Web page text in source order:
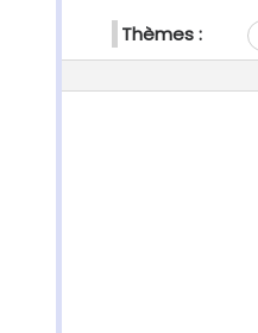
Thèmes :